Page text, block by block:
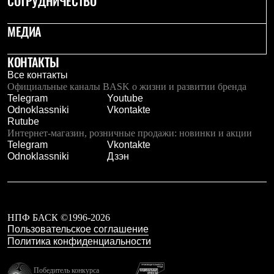
Уход за обувью
Аксессуары
Шапки
Балаклавы и маски
Кепки и бейсболки
Повязки
Шарфы
Панамы
Перчатки и рукавицы
Перчатки
Рукавицы
Опушки
Термоковрики
Уход за одеждой
Коллекции
МЕДИА
КОНТАКТЫ
Все контакты
Официальные каналы BASK о жизни и развитии бренда
Telegram
Youtube
Odnoklassniki
Vkontakte
Rutube
Интернет-магазин, розничные продажи: новинки и акции
Telegram
Vkontakte
Odnoklassniki
Дзэн
НПФ БАСК ©1996-2026
Пользовательское соглашение
Политика конфиденциальности
Победитель конкурса